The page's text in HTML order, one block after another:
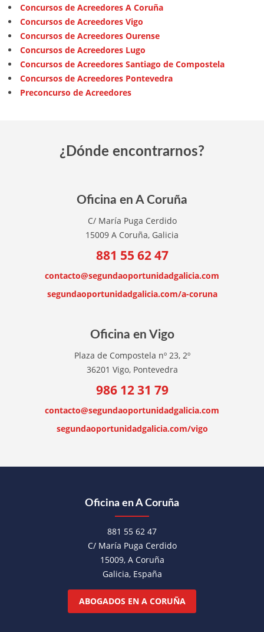
Concursos de Acreedores A Coruña
Concursos de Acreedores Vigo
Concursos de Acreedores Ourense
Concursos de Acreedores Lugo
Concursos de Acreedores Santiago de Compostela
Concursos de Acreedores Pontevedra
Preconcurso de Acreedores
¿Dónde encontrarnos?
Oficina en A Coruña
C/ María Puga Cerdido
15009 A Coruña, Galicia
881 55 62 47
contacto@segundaoportunidadgalicia.com
segundaoportunidadgalicia.com/a-coruna
Oficina en Vigo
Plaza de Compostela nº 23, 2º
36201 Vigo, Pontevedra
986 12 31 79
contacto@segundaoportunidadgalicia.com
segundaoportunidadgalicia.com/vigo
Oficina en A Coruña
881 55 62 47
C/ María Puga Cerdido
15009, A Coruña
Galicia, España
ABOGADOS EN A CORUÑA